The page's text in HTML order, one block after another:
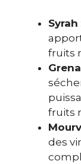
Syrah
fruits
fruits
des